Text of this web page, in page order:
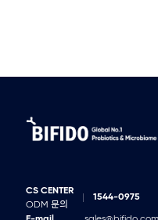
CS CENTER
ODM 문의
1544-0975